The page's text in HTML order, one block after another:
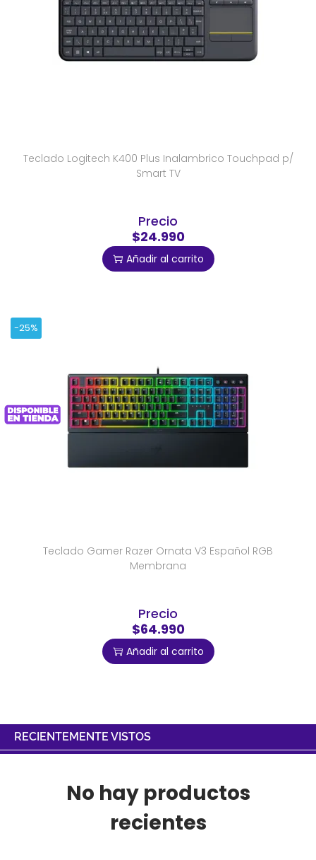
Teclado Logitech K400 Plus Inalambrico Touchpad p/
Smart TV
Precio
$24.990
Añadir al carrito
-25%
Teclado Gamer Razer Ornata V3 Español RGB
Membrana
Precio
$64.990
Añadir al carrito
RECIENTEMENTE VISTOS
No hay productos
recientes